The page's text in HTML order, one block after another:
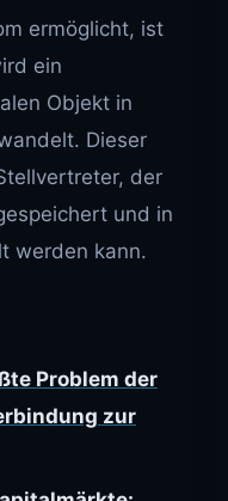
ermöglicht, ist
ein
Objekt in
Dieser
der
und in
werden kann.
Problem der
zur